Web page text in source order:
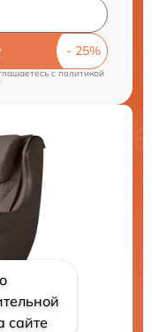
cполитикой
сайте